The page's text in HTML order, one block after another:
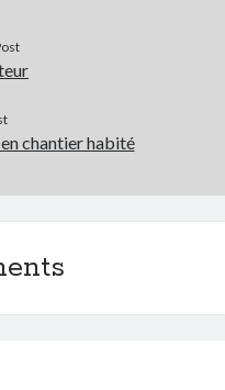
chantier habité